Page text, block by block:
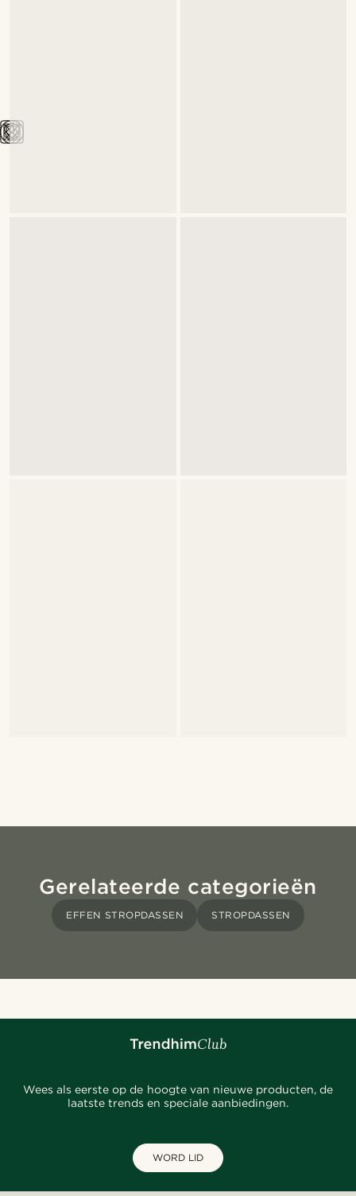
Gerelateerde categorieën
EFFEN STROPDASSEN STROPDASSEN
Wees als eerste op de hoogte van nieuwe producten, de
laatste trends en speciale aanbiedingen.
WORD LID